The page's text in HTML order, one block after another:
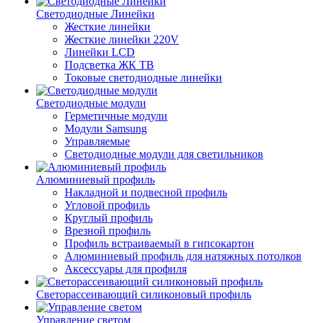
Светодиодные Линейки
Жесткие линейки
Жесткие линейки 220V
Линейки LCD
Подсветка ЖК ТВ
Токовые светодиодные линейки
Светодиодные модули
Герметичные модули
Модули Samsung
Управляемые
Светодиодные модули для светильников
Алюминиевый профиль
Накладной и подвесной профиль
Угловой профиль
Круглый профиль
Врезной профиль
Профиль встраиваемый в гипсокартон
Алюминиевый профиль для натяжных потолков
Аксессуары для профиля
Светорассеивающий силиконовый профиль
Управление светом